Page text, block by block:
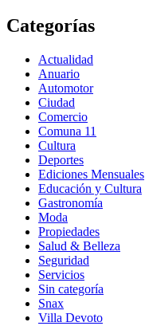
Categorías
Actualidad
Anuario
Automotor
Ciudad
Comercio
Comuna 11
Cultura
Deportes
Ediciones Mensuales
Educación y Cultura
Gastronomía
Moda
Propiedades
Salud & Belleza
Seguridad
Servicios
Sin categoría
Snax
Villa Devoto